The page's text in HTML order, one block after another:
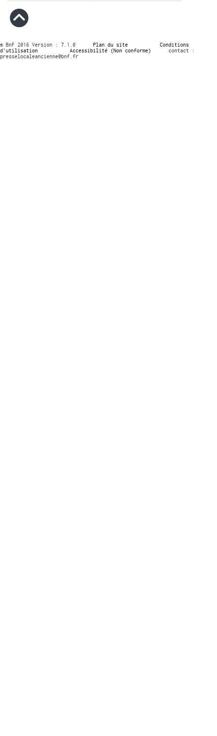
© BnF 2016 Version : 7.1.0 Plan du site
Conditions
d’utilisation
Accessibilité (Non conforme)
contact :
presselocaleancienne@bnf.fr